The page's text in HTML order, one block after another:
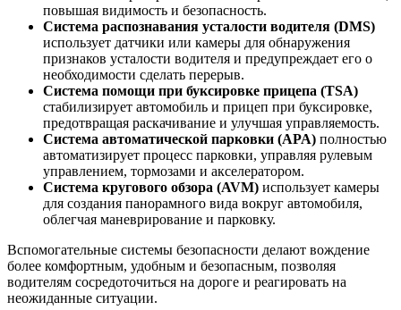
повышая видимость и безопасность.
Система распознавания усталости водителя (DMS)
использует датчики или камеры для обнаружения
признаков усталости водителя и предупреждает его о
необходимости сделать перерыв.
Система помощи при буксировке прицепа (TSA)
стабилизирует автомобиль и прицеп при буксировке,
предотвращая раскачивание и улучшая управляемость.
Система автоматической парковки (APA) полностью
автоматизирует процесс парковки, управляя рулевым
управлением, тормозами и акселератором.
Система кругового обзора (AVM) использует камеры
для создания панорамного вида вокруг автомобиля,
облегчая маневрирование и парковку.
Вспомогательные системы безопасности делают вождение
более комфортным, удобным и безопасным, позволяя
водителям сосредоточиться на дороге и реагировать на
неожиданные ситуации.